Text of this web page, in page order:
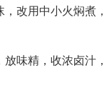
，改用中小火焖煮
放味精，收浓卤汁